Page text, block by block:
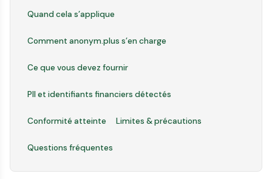
Quand cela s’applique
Comment anonym.plus s’en charge
Ce que vous devez fournir
PII et identifiants financiers détectés
Conformité atteinte Limites & précautions
Questions fréquentes